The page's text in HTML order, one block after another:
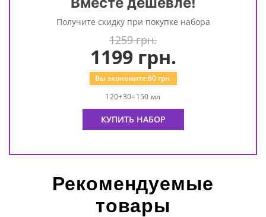
Получите скидку при покупке набора
1259 грн.
1199грн.
Вы экономите:60грн.
120+30=150 мл
КУПИТЬ НАБОР
Рекомендуемые
товары